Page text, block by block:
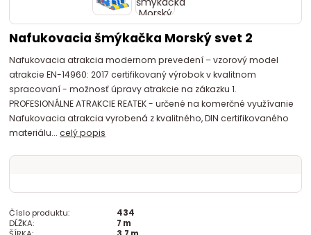
Nafukovacia šmýkačka Morský svet 2
Nafukovacia atrakcia modernom prevedení – vzorový model
atrakcie EN-14960: 2017 certifikovaný výrobok v kvalitnom
spracovaní - možnosť úpravy atrakcie na zákazku 1.
PROFESIONÁLNE ATRAKCIE REATEK - určené na komerčné využívanie
Nafukovacia atrakcia vyrobená z kvalitného, DIN certifikovaného
materiálu...celý popis
Číslo produktu:
434
DĹŽKA:
7 m